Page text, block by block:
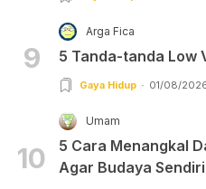
9
Arga Fica
5 Tanda-tanda Low
Gaya Hidup 01/08/
10
Umam
5 Cara Menangkal
Agar Budaya